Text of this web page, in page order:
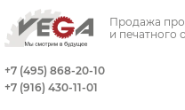
Продажа
и печатного
+7 (495) 868-20-10
+7 (916) 430-11-01